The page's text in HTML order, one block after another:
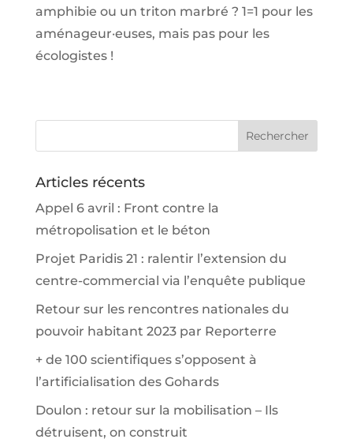
amphibie ou un triton marbré ? 1=1 pour les
aménageur·euses, mais pas pour les
écologistes !
Articles récents
Appel 6 avril : Front contre la
métropolisation et le béton
Projet Paridis 21 : ralentir l’extension du
centre-commercial via l’enquête publique
Retour sur les rencontres nationales du
pouvoir habitant 2023 par Reporterre
+ de 100 scientifiques s’opposent à
l’artificialisation des Gohards
Doulon : retour sur la mobilisation – Ils
détruisent, on construit